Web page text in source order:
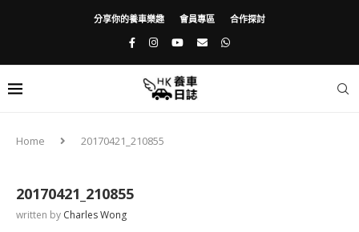
分享你的養車樂趣 會員專區 合作探討
Home 20170421_210855
20170421_210855
written by Charles Wong